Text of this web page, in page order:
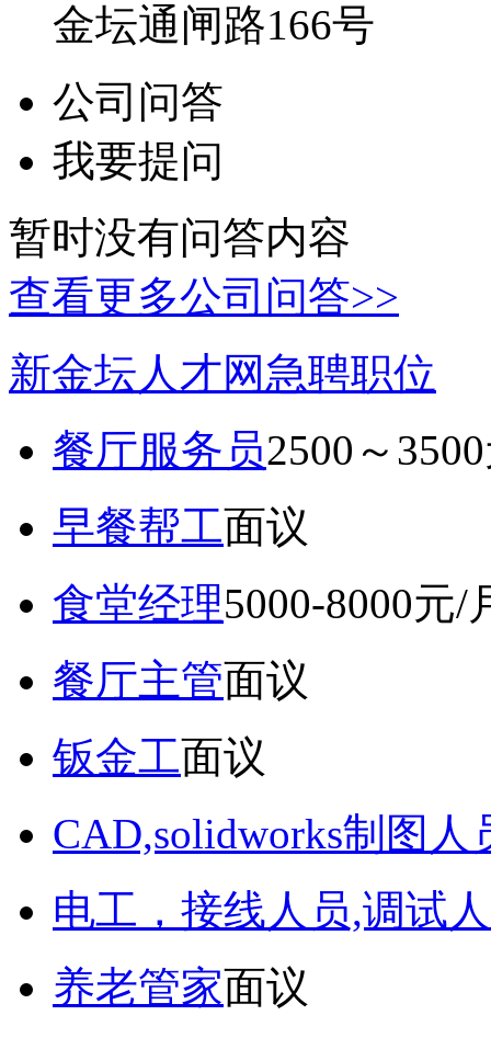
金坛通闸路166号
公司问答
我要提问
暂时没有问答内容
查看更多公司问答>>
新金坛人才网急聘职位
餐厅服务员2500～
早餐帮工面议
食堂经理5000-8000元/
餐厅主管面议
钣金工面议
CAD,solidworks制图人
电工，接线人员,调试
养老管家面议